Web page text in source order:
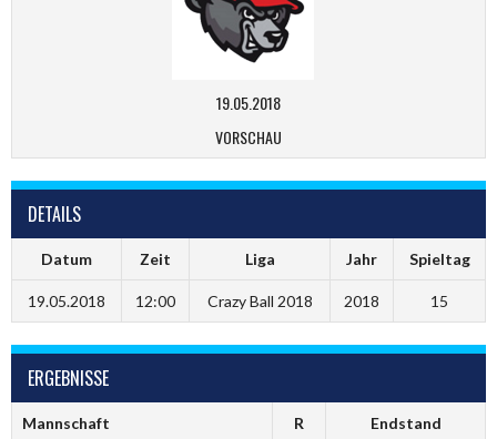
19.05.2018
VORSCHAU
DETAILS
Datum Zeit Liga Jahr Spieltag
19.05.2018 12:00 Crazy Ball 2018 2018 15
ERGEBNISSE
Mannschaft R Endstand